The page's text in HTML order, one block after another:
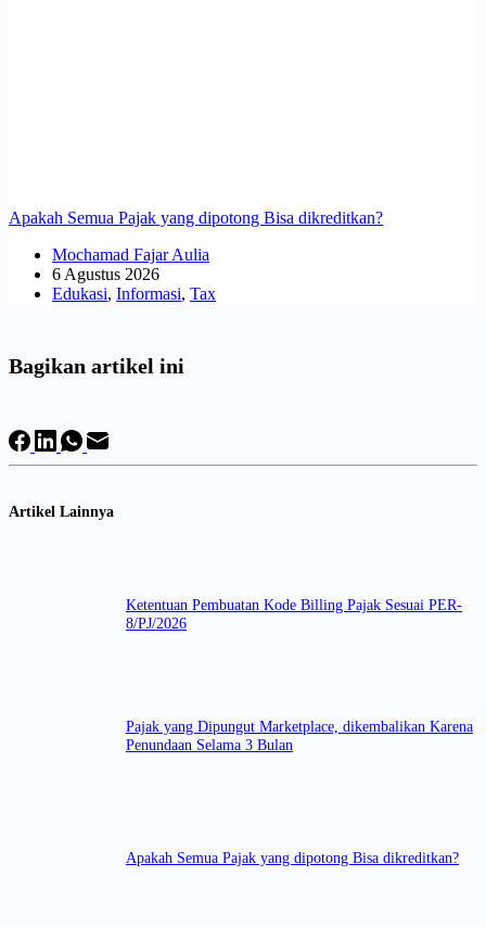
Apakah Semua Pajak yang dipotong Bisa dikreditkan?
Mochamad Fajar Aulia
6 Agustus 2026
Edukasi, Informasi, Tax
Bagikan artikel ini
Artikel Lainnya
Ketentuan Pembuatan Kode Billing Pajak Sesuai PER-
8/PJ/2026
Pajak yang Dipungut Marketplace, dikembalikan Karena
Penundaan Selama 3 Bulan
Apakah Semua Pajak yang dipotong Bisa dikreditkan?